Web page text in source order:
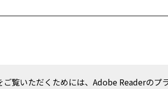
ご覧いただくためには、Adobe Readerの